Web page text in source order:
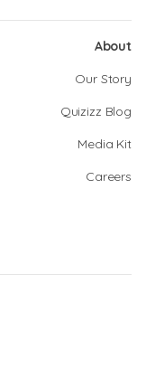
About
Our Story
Quizizz Blog
Media Kit
Careers